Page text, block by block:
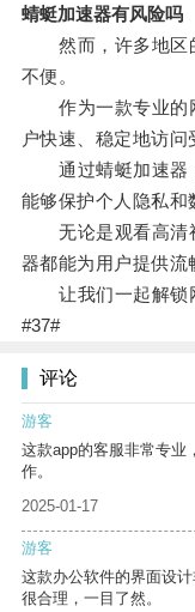
蜻蜓加速器有风险吗
然而，许多地区的
不便。
作为一款专业的
户快速、稳定地访问
通过蜻蜓加速器
能够保护个人隐私和
无论是观看高清
器都能为用户提供流
让我们一起解锁网
#37#
评论
游客
这款app的客服非常专业
作。
2025-01-17
游客
这款办公软件的界面设
很合理，一目了然。